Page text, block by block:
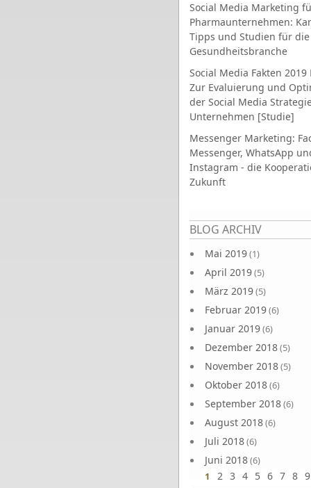
Social Media Marketing
Pharmaunternehmen:
Tipps und Studien für die
Gesundheitsbranche
Social Media Fakten 2019
Zur Evaluierung und
der Social Media
Unternehmen [Studie]
Messenger Marketing:
Messenger, WhatsApp
Instagram - die
Zukunft
BLOG ARCHIV
Mai 2019(1)
April 2019(5)
März 2019(5)
Februar 2019(6)
Januar 2019(6)
Dezember 2018(5)
November 2018(5)
Oktober 2018(6)
September 2018(6)
August 2018(6)
Juli 2018(6)
Juni 2018(6)
Seiten
1 2 3 4 5 6 7 8 9